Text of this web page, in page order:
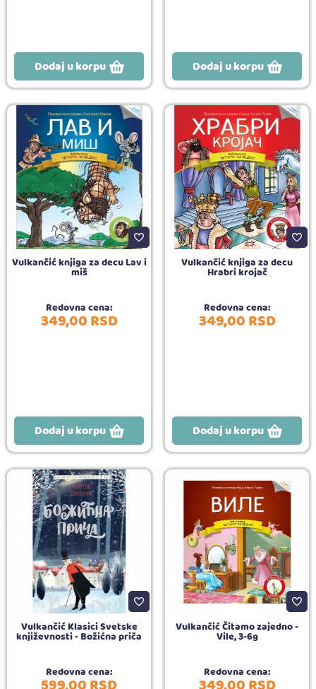
Dodaj u korpu Dodaj u korpu
Vulkančić knjiga za decu Lav i
miš
Redovna cena:
349,00RSD
Dodaj u korpu
Vulkančić knjiga za decu
Hrabri krojač
Redovna cena:
349,00RSD
Dodaj u korpu
Vulkančić Klasici Svetske
književnosti - Božićna priča
Redovna cena:
Vulkančić Čitamo zajedno -
Vile, 3-6g
Redovna cena: